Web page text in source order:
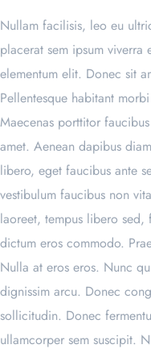
Nullam facilisis, leo eu
placerat sem ipsum
elementum elit. Donec sit
Pellentesque habitant
Maecenas porttitor
amet. Aenean dapibus
libero, eget faucibus ante
vestibulum faucibus non
laoreet, tempus libero
dictum eros commodo.
Nulla at eros eros. Nunc
dignissim arcu. Donec
sollicitudin. Donec
ullamcorper sem suscipit.